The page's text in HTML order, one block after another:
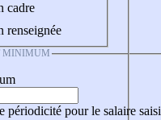
cadre
renseignée
MINIMUM
périodicité pour le salaire saisi